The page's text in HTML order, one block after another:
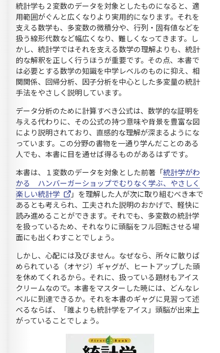
統計学も２変数のデータを対象としたものになると、適
用範囲がぐんと広くなりより実用的になります。それを
支える数学も、多変数の微積分や、行列・固有値などを
扱う線形代数など幅広くなり、難しくなってきます。し
かし、統計学ではそれを支える数学の理解よりも、統計
的な解釈を正しく行うほうが重要です。その点、本書で
は必要とする数学の知識を中学レベルのものに抑え、相
関関係、回帰分析、因子分析を中心とした多変量の統計
手法をやさしく説明しています。
データ分析のために計算すべき公式は、数学的な証明を
与える代わりに、その公式の持つ意味や背景を豊富な図
により説明されており、直感的な理解が深まるようにな
っています。この分野の書物を一通り学んだことのある
人でも、本書に目を通せば得るものがあるはずです。
本書は、１変数のデータを対象とした前著「統計学がわ
かる ハンバーガーショップでむりなく学ぶ、やさしく
楽しい統計学
」を理解した人が次に取り組むべき本で
あるとも考えられ、工夫された説明のおかげで、軽快に
読み進めることができます。それでも、多変数の統計学
を扱っているため、それなりに頭脳をフル回転させる場
面にも出くわすことでしょう。
しかし、心配には及びません。なぜなら、所々に散りば
められている（オヤジ）ギャグが、ヒートアップした頭
を休めてくれるから。それに、扱っている題材もアイス
クリームなので。本書をマスターした暁には、どんなレ
ベルに到達できるか。それを本書のギャグに見習って述
べるならば、「誰よりも統計学をアイス」頭脳が出来上
がっていることでしょう。